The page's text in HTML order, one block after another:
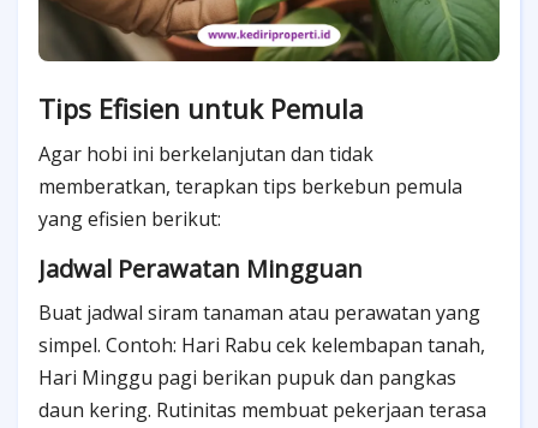
Tips Efisien untuk Pemula
Agar hobi ini berkelanjutan dan tidak
memberatkan, terapkan tips berkebun pemula
yang efisien berikut:
Jadwal Perawatan Mingguan
Buat jadwal siram tanaman atau perawatan yang
simpel. Contoh: Hari Rabu cek kelembapan tanah,
Hari Minggu pagi berikan pupuk dan pangkas
daun kering. Rutinitas membuat pekerjaan terasa